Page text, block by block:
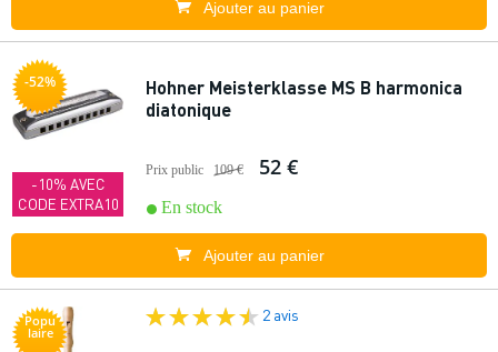
Ajouter au panier
-52%
-10% AVEC
CODE EXTRA10
Hohner Meisterklasse MS B harmonica
diatonique
Prix public 109 € 52 €
En stock
Ajouter au panier
Popu
laire
2 avis